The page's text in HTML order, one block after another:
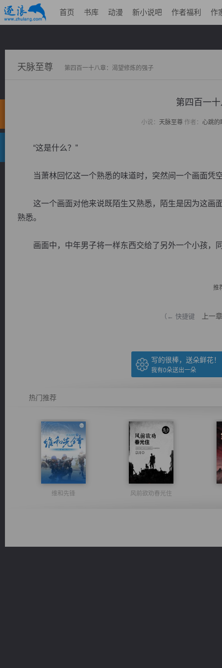
首页 书库 动漫 新小说吧 作者福利 作
天脉至尊 第四百一十八章：渴望修炼的强子
第四百一
小说： 天脉至尊作者： 心跳的
“这是什么？”
当萧林回忆这一个熟悉的味道时，突然间一个画面凭
这一个画面对他来说既陌生又熟悉，陌生是因为这画
熟悉。
画面中，中年男子将一样东西交给了另外一个小孩，
推
（← 快捷键 上一章
写的很棒，送朵鲜花！
我有0朵送出一朵
热门推荐
维和先锋 风前欲劝春光住